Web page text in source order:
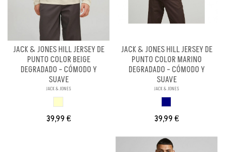
JACK & JONES HILL JERSEY DE
PUNTO COLOR BEIGE
DEGRADADO - CÓMODO Y
SUAVE
JACK & JONES
39,99 €
JACK & JONES HILL JERSEY DE
PUNTO COLOR MARINO
DEGRADADO - CÓMODO Y
SUAVE
JACK & JONES
39,99 €